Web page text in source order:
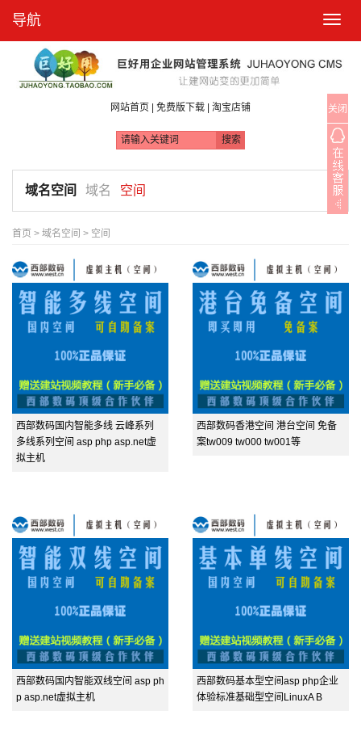
T
g
n
a
v
i
g
a
i
o
导航
网站首页 | 免费版下载 | 淘宝店铺
域名空间 域名 空间
首页 > 域名空间 > 空间
西部数码国内智能多线 云峰系列
多线系列空间 asp php asp.net虚
拟主机
西部数码香港空间 港台空间 免备
案tw009 tw000 tw001等
西部数码国内智能双线空间 asp ph
p asp.net虚拟主机
西部数码基本型空间asp php企业
体验标准基础型空间LinuxA B
关闭